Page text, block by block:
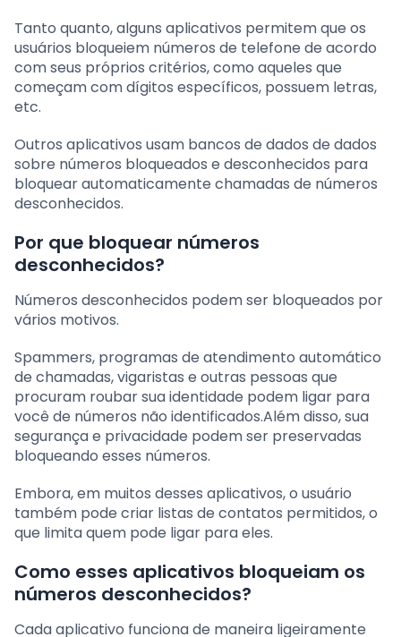
Tanto quanto, alguns aplicativos permitem que os
usuários bloqueiem números de telefone de acordo
com seus próprios critérios, como aqueles que
começam com dígitos específicos, possuem letras,
etc.
Outros aplicativos usam bancos de dados de dados
sobre números bloqueados e desconhecidos para
bloquear automaticamente chamadas de números
desconhecidos.
Por que bloquear números
desconhecidos?
Números desconhecidos podem ser bloqueados por
vários motivos.
Spammers, programas de atendimento automático
de chamadas, vigaristas e outras pessoas que
procuram roubar sua identidade podem ligar para
você de números não identificados.Além disso, sua
segurança e privacidade podem ser preservadas
bloqueando esses números.
Embora, em muitos desses aplicativos, o usuário
também pode criar listas de contatos permitidos, o
que limita quem pode ligar para eles.
Como esses aplicativos bloqueiam os
números desconhecidos?
Cada aplicativo funciona de maneira ligeiramente